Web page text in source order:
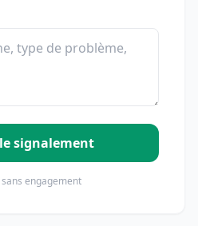
signalement
engagement